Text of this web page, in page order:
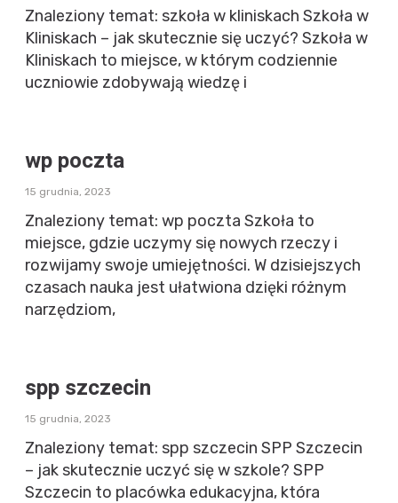
Znaleziony temat: szkoła w kliniskach Szkoła w
Kliniskach – jak skutecznie się uczyć? Szkoła w
Kliniskach to miejsce, w którym codziennie
uczniowie zdobywają wiedzę i
wp poczta
15 grudnia, 2023
Znaleziony temat: wp poczta Szkoła to
miejsce, gdzie uczymy się nowych rzeczy i
rozwijamy swoje umiejętności. W dzisiejszych
czasach nauka jest ułatwiona dzięki różnym
narzędziom,
spp szczecin
15 grudnia, 2023
Znaleziony temat: spp szczecin SPP Szczecin
– jak skutecznie uczyć się w szkole? SPP
Szczecin to placówka edukacyjna, która